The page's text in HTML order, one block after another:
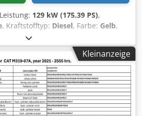
129 kW (175.39 PS),
, Kraftstofftyp: Diesel, Farbe: Gelb,
, Emissionsklasse:
, Betriebsstunden:7’162 h,
, Kraftstoff:Diesel, Ausstattung:
, * Rückfahrkamera *
20-H.4.N. * Grabenräumlöffel
1,00 m + 0,50 m Crsdjzhbv Hjpfx Ag
Allrad, Klimaanlage,
Diesel, inkl. Mwst.
Kleinanzeige